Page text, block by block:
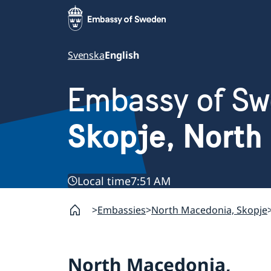
SvenskaEnglish
Embassy of
Skopje,
Local time7:51 AM
Embassies North Macedonia, Skopje
North Macedonia,